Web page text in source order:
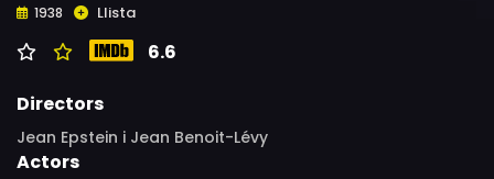
1938 Llista
6.6
Directors
Jean Epstein i Jean Benoit-Lévy
Actors